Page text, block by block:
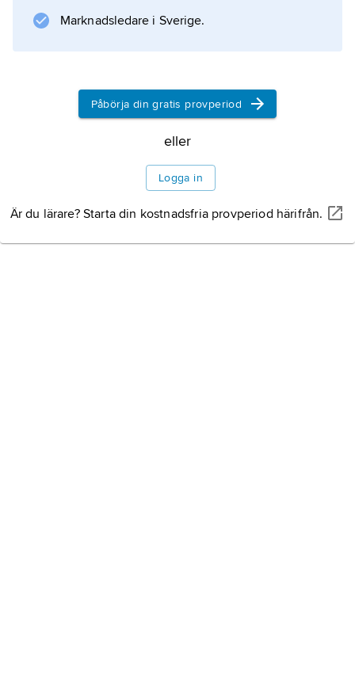
Marknadsledare i Sverige.
Påbörja din gratis provperiod
eller
Logga in
Är du lärare? Starta din kostnadsfria provperiod härifrån.